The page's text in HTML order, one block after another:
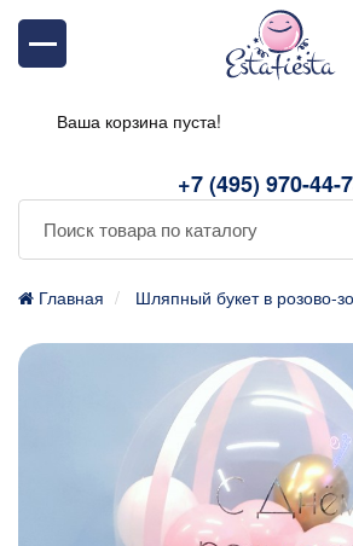
+7 (495) 970-44-
Ваша корзина пуста!
Главная Шляпный букет в розово-